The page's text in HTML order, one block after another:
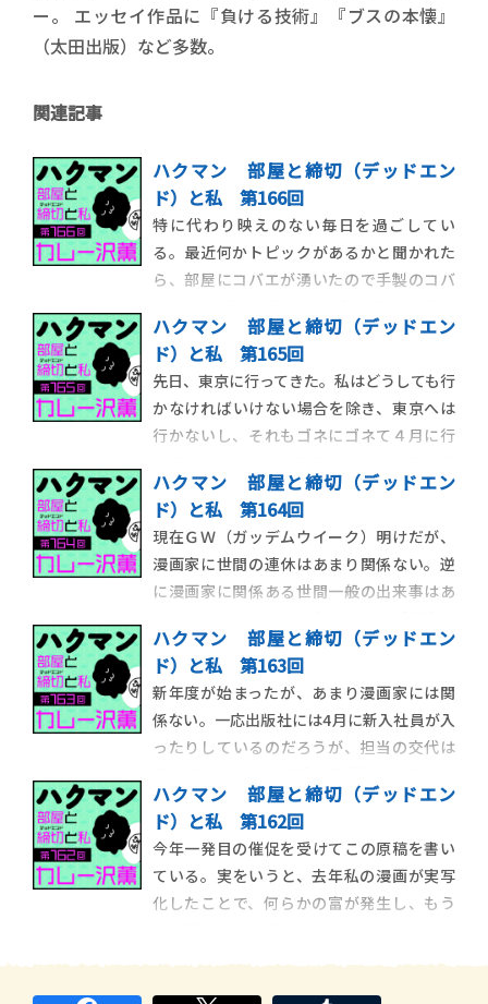
ー。 エッセイ作品に『負ける技術』『ブスの本懐』
（太田出版）など多数。
関連記事
ハクマン 部屋と締切（デッドエン
ド）と私 第166回
特に代わり映えのない毎日を過ごしてい
る。最近何かトピックがあるかと聞かれた
ら、部屋にコバエが湧いたので手製のコバ
い、という話をしだす程度には特筆するこ
とがない。だが、今朝起きたら、トラップ
自体が腐ってコバエのキャンプ地になってい
たので、やはり人生のスパイスは、与えら
れるのを待つのでは
ハクマン 部屋と締切（デッドエン
ド）と私 第165回
先日、東京に行ってきた。私はどうしても行
かなければいけない場合を除き、東京へは
行かないし、それもゴネにゴネて４月に行
ばす。ついに万策尽きて行くことになった
としても、用が済んだらすぐ帰るので、東京
滞在時間が飛行機に乗っている時間より短
いことすらある。今回はＳ（hit）学館の用
であり、
ハクマン 部屋と締切（デッドエン
ド）と私 第164回
現在ＧＷ（ガッデムウイーク）明けだが、
漫画家に世間の連休はあまり関係ない。逆
に漫画家に関係ある世間一般の出来事はあ
以外は思いつかない。ＧＷが無関係という
ことは、その後にやってくるらしい五月病
も無縁である。しかし、そうした季節病に
無縁ということは「オールシーズンいつで
も病める」という
ハクマン 部屋と締切（デッドエン
ド）と私 第163回
新年度が始まったが、あまり漫画家には関
係ない。一応出版社には4月に新入社員が入
ったりしているのだろうが、担当の交代は
に終わる。だが逆にいえば、春を待たずに
担当が飛んでくれるし、連載はどの時期で
も始められるということだ。そもそも漫画
業界は学校教育や一般的企業とは相容れな
かった奴の集合
ハクマン 部屋と締切（デッドエン
ド）と私 第162回
今年一発目の催促を受けてこの原稿を書い
ている。実をいうと、去年私の漫画が実写
化したことで、何らかの富が発生し、もう